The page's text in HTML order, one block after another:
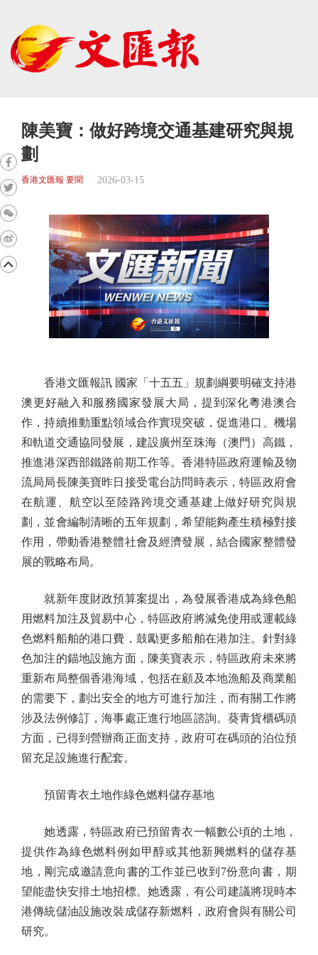
陳美寶：做好跨境交通基建研究與規
劃
香港文匯報 要聞 2026-03-15
香港文匯報訊 國家「十五五」規劃綱要明確支持港
澳更好融入和服務國家發展大局，提到深化粵港澳合
作，持續推動重點領域合作實現突破，促進港口、機場
和軌道交通協同發展，建設廣州至珠海（澳門）高鐵，
推進港深西部鐵路前期工作等。香港特區政府運輸及物
流局局長陳美寶昨日接受電台訪問時表示，特區政府會
在航運、航空以至陸路跨境交通基建上做好研究與規
劃，並會編制清晰的五年規劃，希望能夠產生積極對接
作用，帶動香港整體社會及經濟發展，結合國家整體發
展的戰略布局。
就新年度財政預算案提出，為發展香港成為綠色船
用燃料加注及貿易中心，特區政府將減免使用或運載綠
色燃料船舶的港口費，鼓勵更多船舶在港加注。針對綠
色加注的錨地設施方面，陳美寶表示，特區政府未來將
重新布局整個香港海域，包括在顧及本地漁船及商業船
的需要下，劃出安全的地方可進行加注，而有關工作將
涉及法例修訂，海事處正進行地區諮詢。葵青貨櫃碼頭
方面，已得到營辦商正面支持，政府可在碼頭的泊位預
留充足設施進行配套。
預留青衣土地作綠色燃料儲存基地
她透露，特區政府已預留青衣一幅數公頃的土地，
提供作為綠色燃料例如甲醇或其他新興燃料的儲存基
地，剛完成邀請意向書的工作並已收到7份意向書，期
望能盡快安排土地招標。她透露，有公司建議將現時本
港傳統儲油設施改裝成儲存新燃料，政府會與有關公司
研究。